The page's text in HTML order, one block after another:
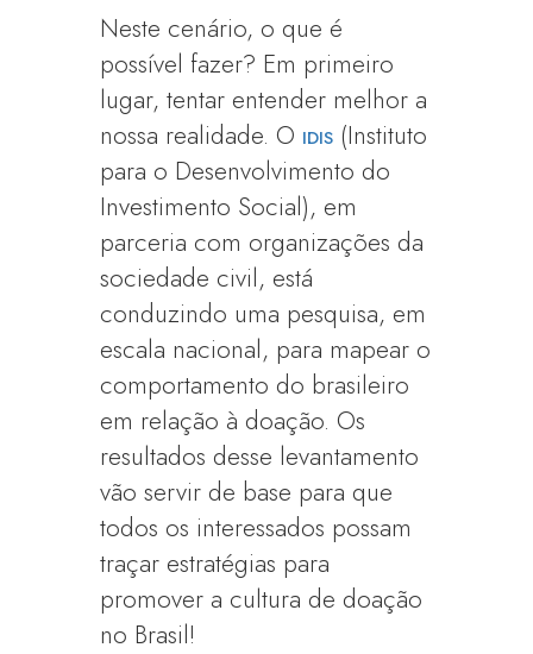
Neste cenário, o que é
possível fazer? Em primeiro
lugar, tentar entender melhor a
nossa realidade. O IDIS (Instituto
para o Desenvolvimento do
Investimento Social), em
parceria com organizações da
sociedade civil, está
conduzindo uma pesquisa, em
escala nacional, para mapear o
comportamento do brasileiro
em relação à doação. Os
resultados desse levantamento
vão servir de base para que
todos os interessados possam
traçar estratégias para
promover a cultura de doação
no Brasil!